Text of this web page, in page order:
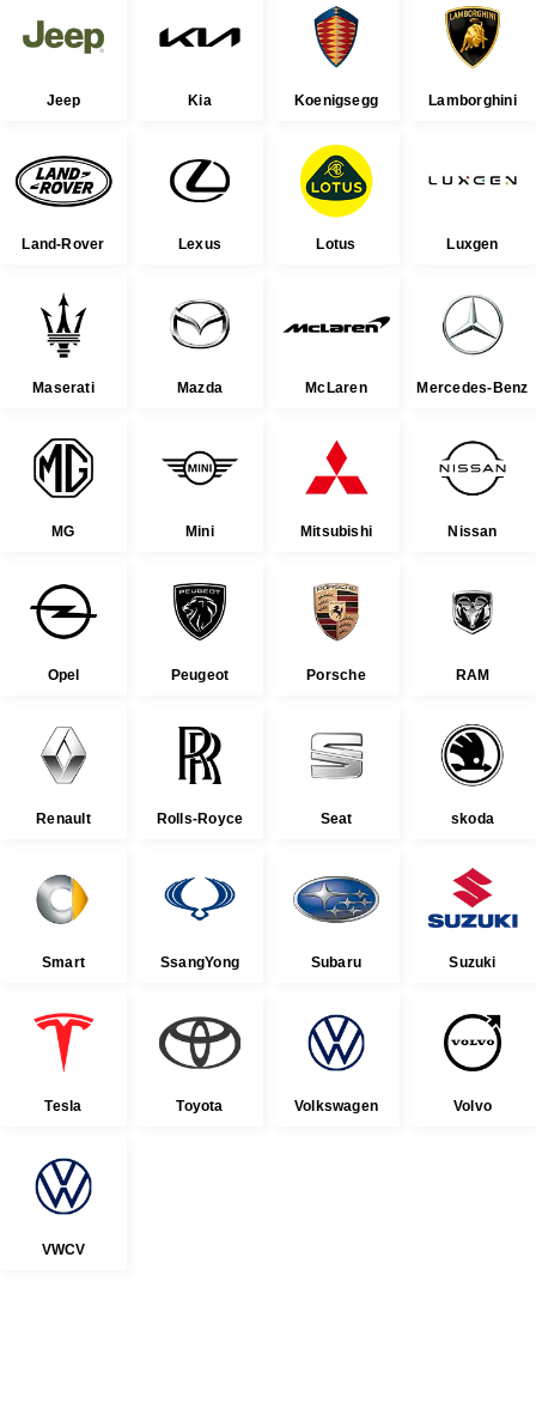
Jeep Kia Koenigsegg Lamborghini
Land-Rover Lexus Lotus Luxgen
Maserati Mazda McLaren Mercedes-Benz
MG Mini Mitsubishi Nissan
Opel Peugeot Porsche RAM
Renault Rolls-Royce Seat skoda
Smart SsangYong Subaru Suzuki
Tesla Toyota Volkswagen Volvo
VWCV